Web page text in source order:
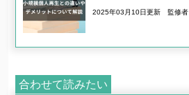
2025年03月10日更新 監修者
合わせて読みたい